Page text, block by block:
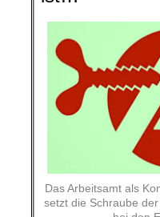
Das Arbeitsamt als
setzt die Schraube